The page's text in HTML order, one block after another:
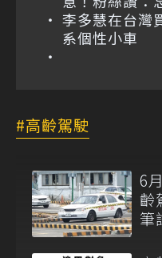
李多慧在台灣
系個性小車
高齡駕駛
6
齡
筆